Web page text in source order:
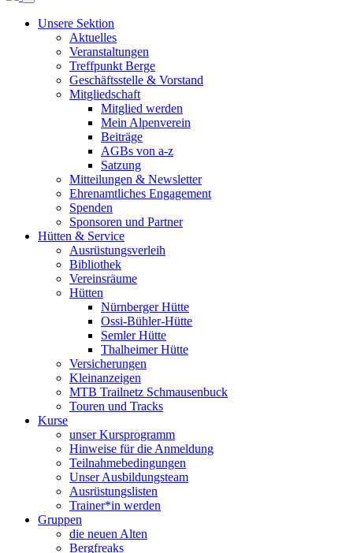
Unsere Sektion
Aktuelles
Veranstaltungen
Treffpunkt Berge
Geschäftsstelle & Vorstand
Mitgliedschaft
Mitglied werden
Mein Alpenverein
Beiträge
AGBs von a-z
Satzung
Mitteilungen & Newsletter
Ehrenamtliches Engagement
Spenden
Sponsoren und Partner
Hütten & Service
Ausrüstungsverleih
Bibliothek
Vereinsräume
Hütten
Nürnberger Hütte
Ossi-Bühler-Hütte
Semler Hütte
Thalheimer Hütte
Versicherungen
Kleinanzeigen
MTB Trailnetz Schmausenbuck
Touren und Tracks
Kurse
unser Kursprogramm
Hinweise für die Anmeldung
Teilnahmebedingungen
Unser Ausbildungsteam
Ausrüstungslisten
Trainer*in werden
Gruppen
die neuen Alten
Bergfreaks